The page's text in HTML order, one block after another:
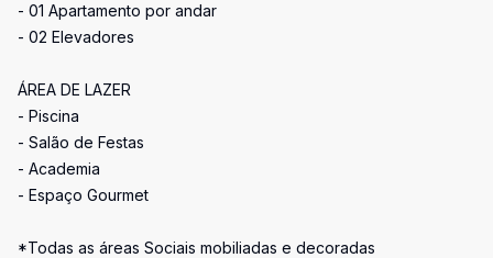
- 01 Apartamento por andar
- 02 Elevadores
ÁREA DE LAZER
- Piscina
- Salão de Festas
- Academia
- Espaço Gourmet
*Todas as áreas Sociais mobiliadas e decoradas